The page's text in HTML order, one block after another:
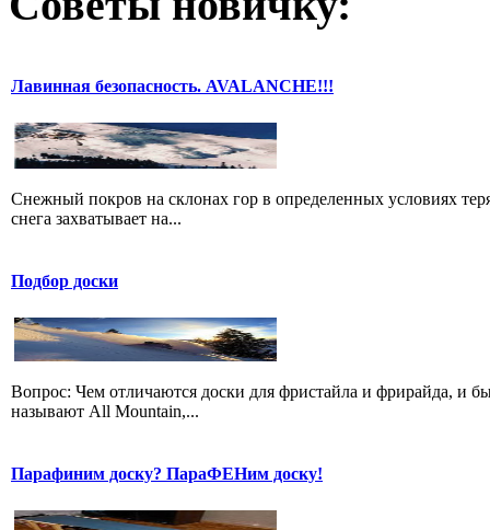
Лавинная безопасность. AVALANCHE!!!
Снежный покров на склонах гор в определенных условиях
снега захватывает на...
Подбор доски
Вопрос: Чем отличаются доски для фристайла и фрирайда, и
называют All Mountain,...
Парафиним доску? ПараФЕНим доску!